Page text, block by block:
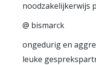
noodzakelijkerwijs
@ bismarck
ongedurig en
leuke